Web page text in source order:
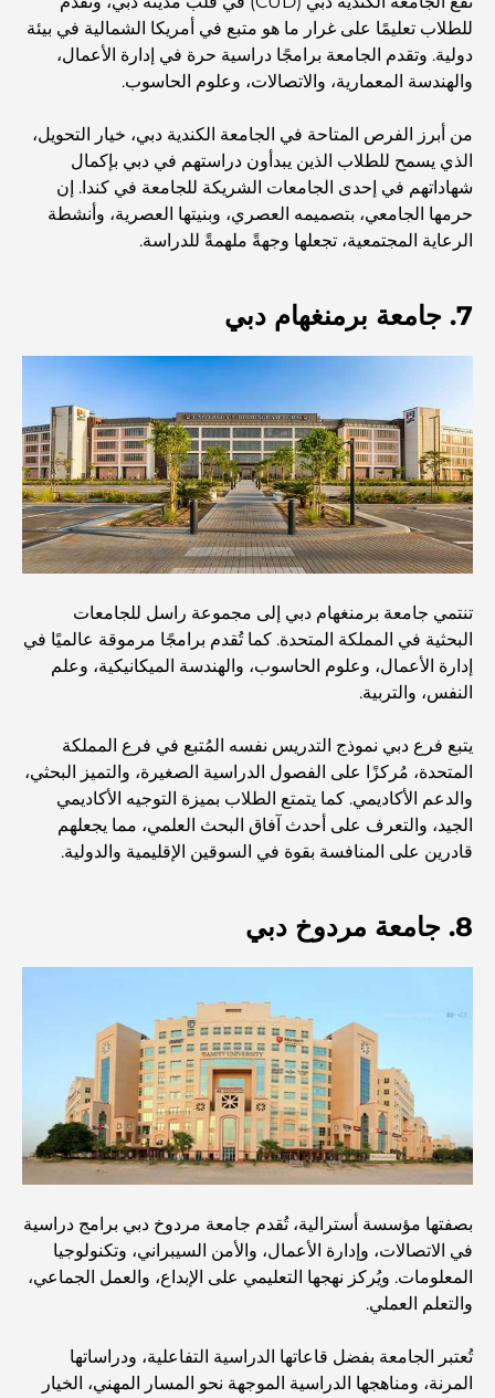
المستوى في دبي
صالات رياضية في مركز دبي المالي العالمي: حيث يلتقي اللياقة
أندر سيارة في العالم: أساطير السيارات التي لا تُقدر بثمن
منصات التداول في الإمارات العربية المتحدة: دليل للمستثمرين
نادي شاطئ العائلة في دبي: حيث يلتقي المرح بالاسترخاء
أفضل مدارس البكالوريا الدولية في دبي: دليل شامل لأولياء
الأمور
المخطط الرئيسي لتلال دبي: رؤية للحياة المجتمعية العصرية
مطعم دار أوبرا دبي: حيث يلتقي الطعام الفاخر بالثقافة
أغلى ماركات البدلات التي تُعرّف مفهوم الخياطة الفاخرة
أغلى ساعات رولكس التي بيعت على الإطلاق
أفضل المقاهي في وسط مدينة دبي: دليل شامل لعشاق القهوة
أغلى سيارات مرسيدس التي تم تصنيعها على الإطلاق
الانتقال إلى دبي من أستراليا: دليل شامل للانتقال
أغلى سيارات تسلا: الابتكار يلتقي بالأداء
مطاعم الوصل: أشهر أماكن تناول الطعام في دبي
للطلاب تعليمًا على غرار ما هو متبع في أمريكا الشمالية في بيئة
دولية. وتقدم الجامعة برامجًا دراسية حرة في إدارة الأعمال،
والهندسة المعمارية، والاتصالات، وعلوم الحاسوب.
من أبرز الفرص المتاحة في الجامعة الكندية دبي، خيار التحويل،
الذي يسمح للطلاب الذين يبدأون دراستهم في دبي بإكمال
شهاداتهم في إحدى الجامعات الشريكة للجامعة في كندا. إن
حرمها الجامعي، بتصميمه العصري، وبنيتها العصرية، وأنشطة
الرعاية المجتمعية، تجعلها وجهةً ملهمةً للدراسة.
7. جامعة برمنغهام دبي
تنتمي جامعة برمنغهام دبي إلى مجموعة راسل للجامعات
البحثية في المملكة المتحدة. كما تُقدم برامجًا مرموقة عالميًا في
إدارة الأعمال، وعلوم الحاسوب، والهندسة الميكانيكية، وعلم
النفس، والتربية.
يتبع فرع دبي نموذج التدريس نفسه المُتبع في فرع المملكة
المتحدة، مُركزًا على الفصول الدراسية الصغيرة، والتميز البحثي،
والدعم الأكاديمي. كما يتمتع الطلاب بميزة التوجيه الأكاديمي
الجيد، والتعرف على أحدث آفاق البحث العلمي، مما يجعلهم
قادرين على المنافسة بقوة في السوقين الإقليمية والدولية.
8. جامعة مردوخ دبي
بصفتها مؤسسة أسترالية، تُقدم جامعة مردوخ دبي برامج دراسية
في الاتصالات، وإدارة الأعمال، والأمن السيبراني، وتكنولوجيا
المعلومات. ويُركز نهجها التعليمي على الإبداع، والعمل الجماعي،
والتعلم العملي.
تُعتبر الجامعة بفضل قاعاتها الدراسية التفاعلية، ودراساتها
المرنة، ومناهجها الدراسية الموجهة نحو المسار المهني، الخيار